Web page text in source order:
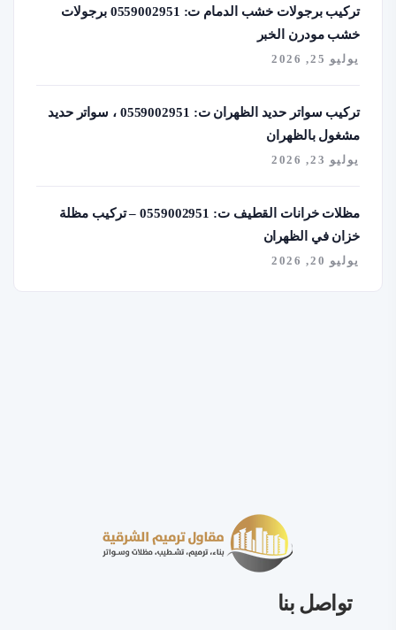
تركيب برجولات خشب الدمام ت: 0559002951 برجولات
خشب مودرن الخبر
يوليو 25, 2026
تركيب سواتر حديد الظهران ت: 0559002951 ، سواتر حديد
مشغول بالظهران
يوليو 23, 2026
مظلات خرانات القطيف ت: 0559002951 – تركيب مظلة
خزان في الظهران
يوليو 20, 2026
تواصل بنا